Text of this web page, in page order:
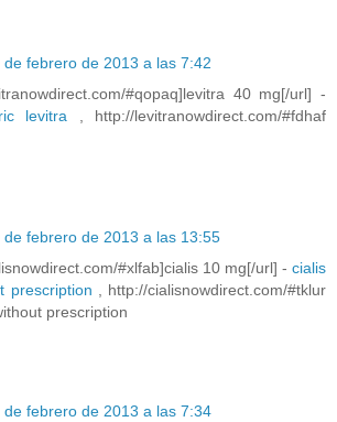
de febrero de 2013 a las 7:42
#qopaq]levitra 40 mg[/url] -
levitra , http://levitranowdirect.com/#fdhaf
de febrero de 2013 a las 13:55
#xlfab]cialis 10 mg[/url] - cialis
prescription , http://cialisnowdirect.com/#tklur
prescription
de febrero de 2013 a las 7:34